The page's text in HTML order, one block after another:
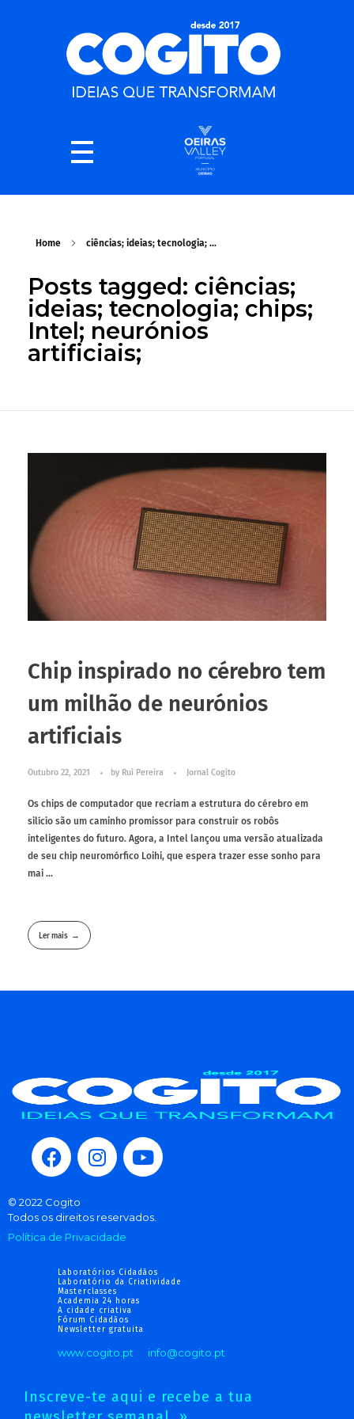
Home ciências; ideias; tecnologia; ...
Posts tagged: ciências;
ideias; tecnologia; chips;
Intel; neurónios
artificiais;
Chip inspirado no cérebro tem
um milhão de neurónios
artificiais
Outubro 22, 2021 by Rui Pereira Jornal Cogito
Os chips de computador que recriam a estrutura do cérebro em
silício são um caminho promissor para construir os robôs
inteligentes do futuro. Agora, a Intel lançou uma versão atualizada
de seu chip neuromórfico Loihi, que espera trazer esse sonho para
mai ...
Ler mais
© 2022 Cogito
Todos os direitos reservados.
Política de Privacidade
Laboratórios Cidadãos
Laboratório da Criatividade
Masterclasses
Academia 24 horas
A cidade criativa
Fórum Cidadãos
Newsletter gratuita
www.cogito.pt info@cogito.pt
Inscreve-te aqui e recebe a tua